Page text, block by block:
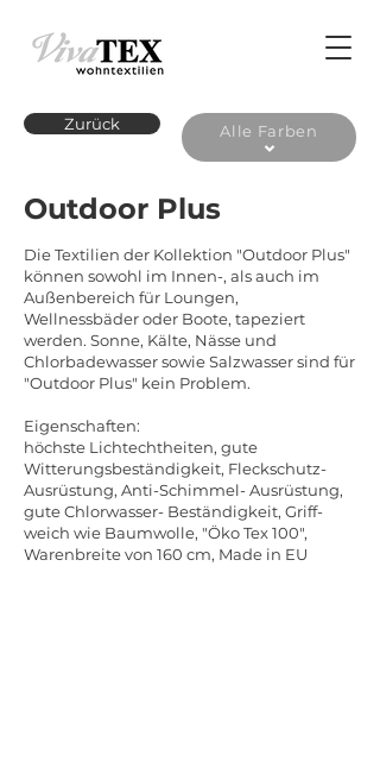
Zurück Alle Farben
Outdoor Plus
Die Textilien der Kollektion "Outdoor Plus"
können sowohl im Innen-, als auch im
Außenbereich für Loungen,
Wellnessbäder oder Boote, tapeziert
werden. Sonne, Kälte, Nässe und
Chlorbadewasser sowie Salzwasser sind für
"Outdoor Plus" kein Problem.
Eigenschaften:
höchste Lichtechtheiten, gute
Witterungsbeständigkeit, Fleckschutz-
Ausrüstung, Anti-Schimmel- Ausrüstung,
gute Chlorwasser- Beständigkeit, Griff-
weich wie Baumwolle, "Öko Tex 100",
Warenbreite von 160 cm, Made in EU